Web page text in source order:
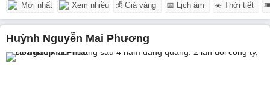
Mới nhất Xem nhiều 💰 Giá vàng 📅 Lịch âm ☀️ Thời tiết
Huỳnh Nguyễn Mai Phương